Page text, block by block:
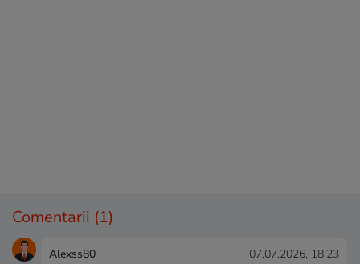
Comentarii (1)
Alexss80 07.07.2026, 18:23